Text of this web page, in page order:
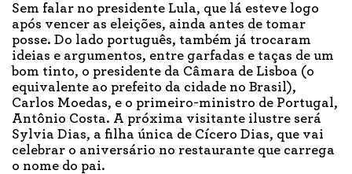
Sem falar no presidente Lula, que lá esteve logo
após vencer as eleições, ainda antes de tomar
posse. Do lado português, também já trocaram
ideias e argumentos, entre garfadas e taças de um
bom tinto, o presidente da Câmara de Lisboa (o
equivalente ao prefeito da cidade no Brasil),
Carlos Moedas, e o primeiro-ministro de Portugal,
Antônio Costa. A próxima visitante ilustre será
Sylvia Dias, a filha única de Cícero Dias, que vai
celebrar o aniversário no restaurante que carrega
o nome do pai.